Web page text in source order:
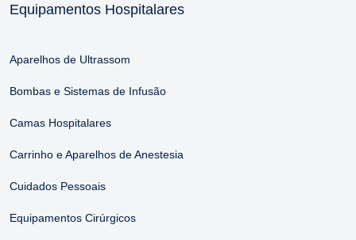
Equipamentos Hospitalares
Aparelhos de Ultrassom
Bombas e Sistemas de Infusão
Camas Hospitalares
Carrinho e Aparelhos de Anestesia
Cuidados Pessoais
Equipamentos Cirúrgicos